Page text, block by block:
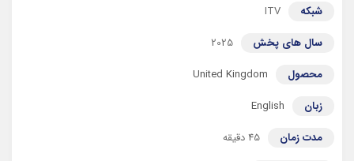
شبکه
ITV
سال های پخش
2025
محصول
United Kingdom
زبان
English
مدت زمان
45 دقیقه